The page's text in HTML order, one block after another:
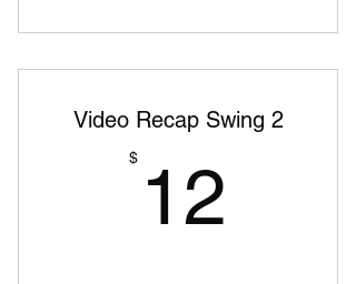
Video Recap Swing 2
$ 12